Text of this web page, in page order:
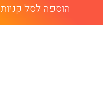
הוספה לסל קניות